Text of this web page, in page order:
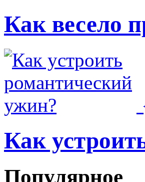
Как весело
Как
Популярное